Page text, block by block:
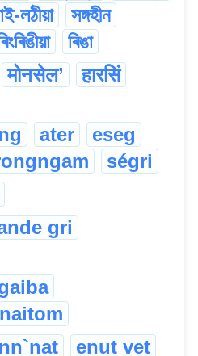
লঠীয়া
সঙ্গহীন
ৰিঙা
मोनसेल’
हारसिं
ater
eseg
ségri
gri
naitom
enut vet